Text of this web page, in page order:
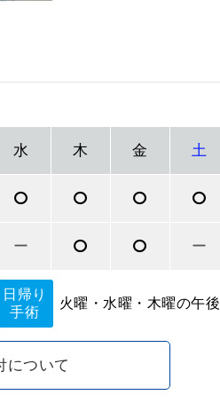
水 木 金 土
ー ー
日帰り
手術
火曜・水曜・木曜の午後
について